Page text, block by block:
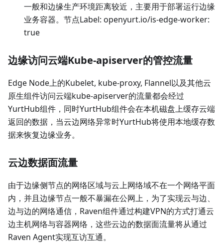
一般和边缘生产环境距离较近，主要用于部署运行边缘
业务容器。节点Label: openyurt.io/is-edge-worker:
true
边缘访问云端Kube-apiserver的管控流量
Edge Node上的Kubelet, kube-proxy, Flannel以及其他云
原生组件访问云端kube-apiserver的流量都会经过
YurtHub组件，同时YurtHub组件会在本机磁盘上缓存云端
返回的数据，当云边网络异常时YurtHub将使用本地缓存数
据来恢复边缘业务。
云边数据面流量
由于边缘侧节点的网络区域与云上网络域不在一个网络平面
内，并且边缘节点一般不暴漏在公网上，为了实现云与边、
边与边的网络通信，Raven组件通过构建VPN的方式打通云
边主机网络与容器网络，这些云边的数据面流量将从通过
Raven Agent实现互访互通。